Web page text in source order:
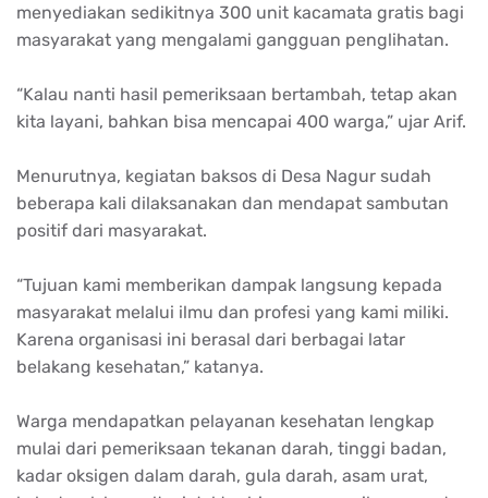
menyediakan sedikitnya 300 unit kacamata gratis bagi
masyarakat yang mengalami gangguan penglihatan.
“Kalau nanti hasil pemeriksaan bertambah, tetap akan
kita layani, bahkan bisa mencapai 400 warga,” ujar Arif.
Menurutnya, kegiatan baksos di Desa Nagur sudah
beberapa kali dilaksanakan dan mendapat sambutan
positif dari masyarakat.
“Tujuan kami memberikan dampak langsung kepada
masyarakat melalui ilmu dan profesi yang kami miliki.
Karena organisasi ini berasal dari berbagai latar
belakang kesehatan,” katanya.
Warga mendapatkan pelayanan kesehatan lengkap
mulai dari pemeriksaan tekanan darah, tinggi badan,
kadar oksigen dalam darah, gula darah, asam urat,